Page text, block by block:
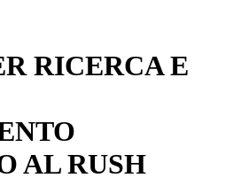
RICERCA E
AL RUSH